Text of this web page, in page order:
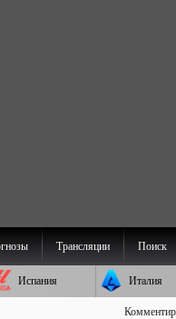
Трансляции Поиск
Испания Италия